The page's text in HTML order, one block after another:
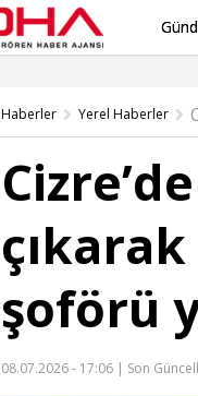
Haberler Yerel Haberler
çıkarak
şoförü
08.07.2026 - 17:06 | Son